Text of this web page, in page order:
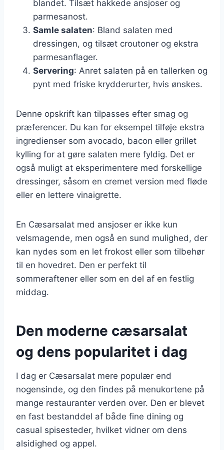
blandet. Tilsæt hakkede ansjoser og
parmesanost.
Samle salaten: Bland salaten med
dressingen, og tilsæt croutoner og ekstra
parmesanflager.
Servering: Anret salaten på en tallerken og
pynt med friske krydderurter, hvis ønskes.
Denne opskrift kan tilpasses efter smag og
præferencer. Du kan for eksempel tilføje ekstra
ingredienser som avocado, bacon eller grillet
kylling for at gøre salaten mere fyldig. Det er
også muligt at eksperimentere med forskellige
dressinger, såsom en cremet version med fløde
eller en lettere vinaigrette.
En Cæsarsalat med ansjoser er ikke kun
velsmagende, men også en sund mulighed, der
kan nydes som en let frokost eller som tilbehør
til en hovedret. Den er perfekt til
sommeraftener eller som en del af en festlig
middag.
Den moderne cæsarsalat
og dens popularitet i dag
I dag er Cæsarsalat mere populær end
nogensinde, og den findes på menukortene på
mange restauranter verden over. Den er blevet
en fast bestanddel af både fine dining og
casual spisesteder, hvilket vidner om dens
alsidighed og appel.